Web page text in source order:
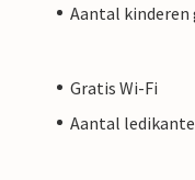
Aantal kinderen
Gratis Wi-Fi
Aantal